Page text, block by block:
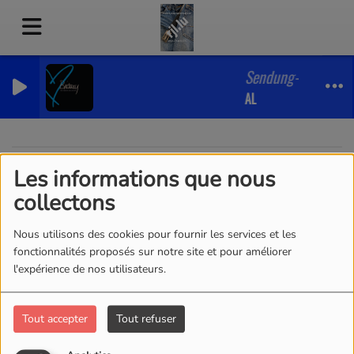
Les informations que nous
collectons
Nous utilisons des cookies pour fournir les services et les
fonctionnalités proposés sur notre site et pour améliorer
l'expérience de nos utilisateurs.
Tout accepter Tout refuser
Sendung-Hit
AL